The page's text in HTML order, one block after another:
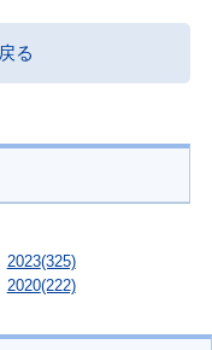
る
2023(325)
2020(222)